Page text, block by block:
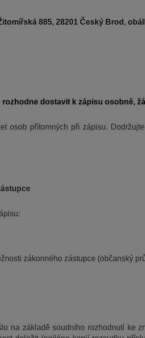
885, 28201 Český Brod,
dostavit k zápisu osobně,
zákonného zástupce (občanský
na základě soudního rozhodnutí ke